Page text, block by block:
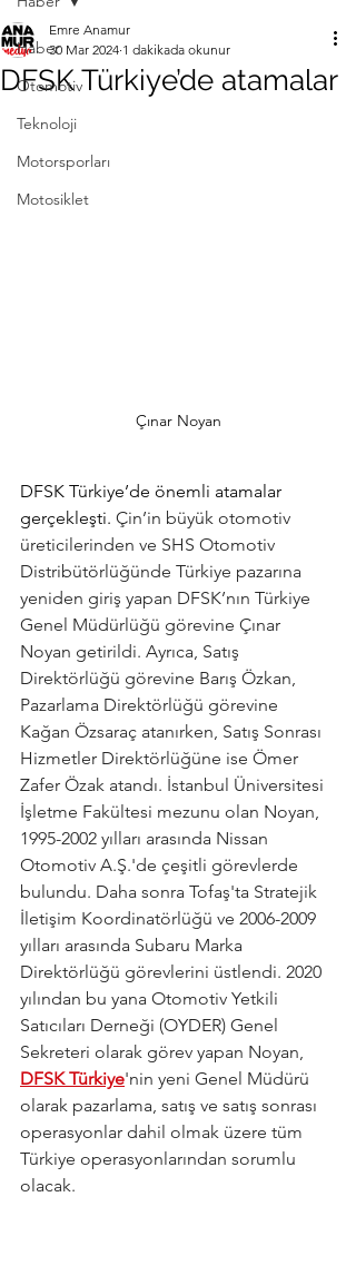
Haber
Otomotiv
Teknoloji
Motorsporları
Motosiklet
DFSK Türkiye’de atamalar
Emre Anamur
30 Mar 2024 1 dakikada okunur
Çınar Noyan
DFSK Türkiye’de önemli atamalar
gerçekleşti. Çin’in büyük otomotiv
üreticilerinden ve SHS Otomotiv
Distribütörlüğünde Türkiye pazarına
yeniden giriş yapan DFSK’nın Türkiye
Genel Müdürlüğü görevine Çınar
Noyan getirildi. Ayrıca, Satış
Direktörlüğü görevine Barış Özkan,
Pazarlama Direktörlüğü görevine
Kağan Özsaraç atanırken, Satış Sonrası
Hizmetler Direktörlüğüne ise Ömer
Zafer Özak atandı. İstanbul Üniversitesi
İşletme Fakültesi mezunu olan Noyan,
1995-2002 yılları arasında Nissan
Otomotiv A.Ş.'de çeşitli görevlerde
bulundu. Daha sonra Tofaş'ta Stratejik
İletişim Koordinatörlüğü ve 2006-2009
yılları arasında Subaru Marka
Direktörlüğü görevlerini üstlendi. 2020
yılından bu yana Otomotiv Yetkili
Satıcıları Derneği (OYDER) Genel
Sekreteri olarak görev yapan Noyan,
DFSK Türkiye'nin yeni Genel Müdürü
olarak pazarlama, satış ve satış sonrası
operasyonlar dahil olmak üzere tüm
Türkiye operasyonlarından sorumlu
olacak.